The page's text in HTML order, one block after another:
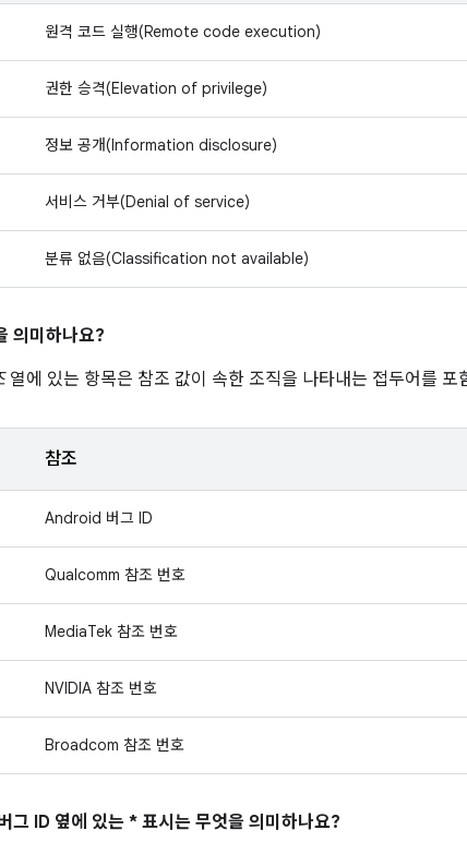
원격 코드 실행(Remote code execution)
권한 승격(Elevation of privilege)
정보 공개(Information disclosure)
서비스 거부(Denial of service)
분류 없음(Classification not available)
의미하나요?
열에 있는 항목은 참조 값이 속한 조직을 나타내는 접두어를 포
참조
Android 버그 ID
Qualcomm 참조 번호
MediaTek 참조 번호
NVIDIA 참조 번호
Broadcom 참조 번호
ID 옆에 있는 * 표시는 무엇을 의미하나요?